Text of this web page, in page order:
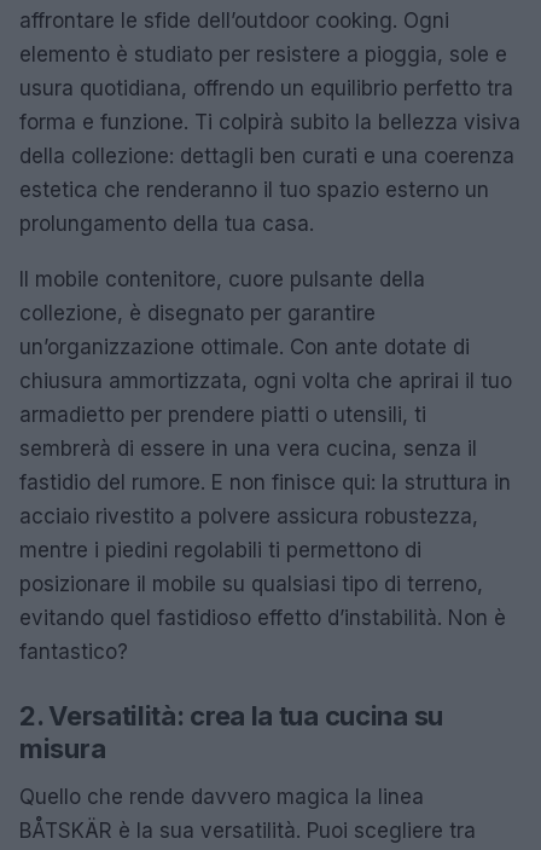
affrontare le sfide dell’outdoor cooking. Ogni
elemento è studiato per resistere a pioggia, sole e
usura quotidiana, offrendo un equilibrio perfetto tra
forma e funzione. Ti colpirà subito la bellezza visiva
della collezione: dettagli ben curati e una coerenza
estetica che renderanno il tuo spazio esterno un
prolungamento della tua casa.
Il mobile contenitore, cuore pulsante della
collezione, è disegnato per garantire
un’organizzazione ottimale. Con ante dotate di
chiusura ammortizzata, ogni volta che aprirai il tuo
armadietto per prendere piatti o utensili, ti
sembrerà di essere in una vera cucina, senza il
fastidio del rumore. E non finisce qui: la struttura in
acciaio rivestito a polvere assicura robustezza,
mentre i piedini regolabili ti permettono di
posizionare il mobile su qualsiasi tipo di terreno,
evitando quel fastidioso effetto d’instabilità. Non è
fantastico?
2. Versatilità: crea la tua cucina su
misura
Quello che rende davvero magica la linea
BÅTSKÄR è la sua versatilità. Puoi scegliere tra